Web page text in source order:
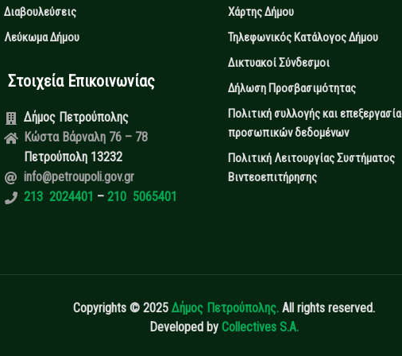
Διαβουλεύσεις
Λεύκωμα Δήμου
Στοιχεία Επικοινωνίας
Δήμος Πετρούπολης
Κώστα Βάρναλη 76 – 78
Πετρούπολη 13232
info@petroupoli.gov.gr
213 2024401 –210 5065401
Χάρτης Δήμου
Τηλεφωνικός Κατάλογος Δήμου
Δικτυακοί Σύνδεσμοι
Δήλωση Προσβασιμότητας
Πολιτική συλλογής και
προσωπικών δεδομένων
Πολιτική Λειτουργίας Συστήματος
Βιντεοεπιτήρησης
Copyrights © 2025 Δήμος Πετρούπολης. All rights reserved.
Developed by Collectives S.A.